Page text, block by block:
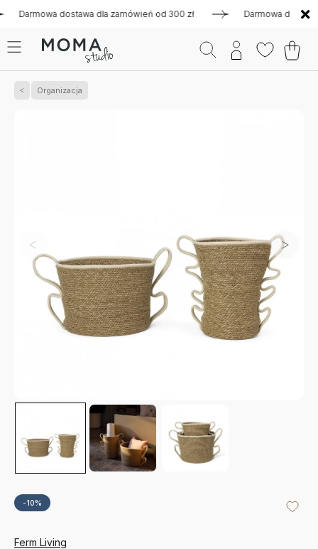
dostawa dla zamówień od 300 zł Darmowa dostawa
Organizacja
-10%
Ferm Living